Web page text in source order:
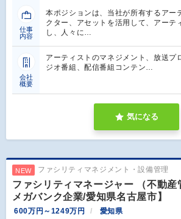
仕事
内容
本ポジションは、当社が所有するアー
クター、アセットを活用して、アーテ
し、人々に…
会社
概要
アーティストのマネジメント、放送プ
ジオ番組、配信番組コンテン…
気になる
NEW ファシリティマネジメント・設備管理
ファシリティマネージャー （不動産
メガバンク企業/愛知県名古屋市】
600万円～1249万円 愛知県